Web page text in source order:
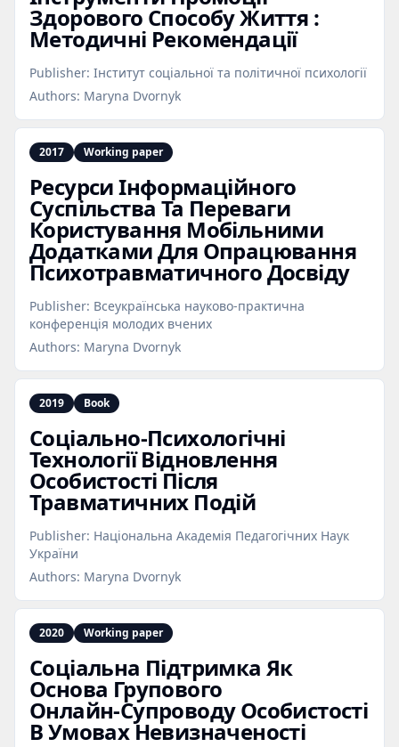
Здорового Способу Життя :
Методичні Рекомендації
Publisher: Інститут соціальної та політичної психології
Authors: Maryna Dvornyk
2017 Working paper
Ресурси Інформаційного
Суспільства Та Переваги
Користування Мобільними
Додатками Для Опрацювання
Психотравматичного Досвіду
Publisher: Всеукраїнська науково-практична
конференція молодих вчених
Authors: Maryna Dvornyk
2019 Book
Соціально‑Психологічні
Технології Відновлення
Особистості Після
Травматичних Подій
Publisher: Національна Академія Педагогічних Наук
України
Authors: Maryna Dvornyk
2020 Working paper
Соціальна Підтримка Як
Основа Групового
Онлайн‑Супроводу Особистості
В Умовах Невизначеності